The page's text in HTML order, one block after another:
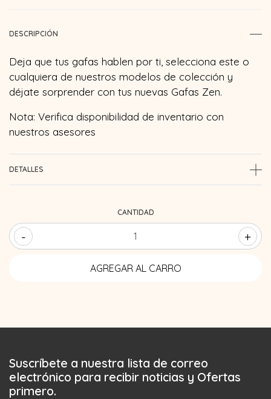
DESCRIPCIÓN
Deja que tus gafas hablen por ti, selecciona este o
cualquiera de nuestros modelos de colección y
déjate sorprender con tus nuevas Gafas Zen.
Nota: Verifica disponibilidad de inventario con
nuestros asesores
DETALLES
CANTIDAD
- +
Suscríbete a nuestra lista de correo
electrónico para recibir noticias y Ofertas
primero.